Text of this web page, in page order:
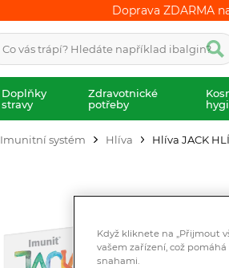
Doprava ZDARMA
Doprava ZDARMA
Doplňky
stravy
Zdravotnické
potřeby
Imunitní systém Hlíva Hlíva JACK
Když kliknete na „Přijmout
vašem zařízení, což
snahami.